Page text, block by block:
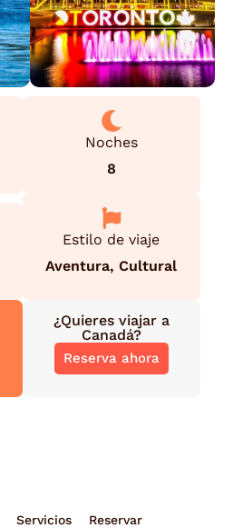
Noches
8
Estilo de viaje
Aventura,Cultural
¿Quieres viajar a
Canadá?
Reserva ahora
Servicios Reservar